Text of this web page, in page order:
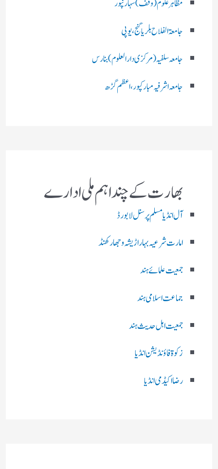
مظاہرعلوم (وقف)سہارنپور
جامعۃ الفلاح بلریاگنج،یوپی
جامعہ سلفیہ(مرکزی دارالعلوم )بنارس
جامعہ اشرفیہ مبارکپور،اعظم گڑھ
بھارت کے چند اہم ملی ادارے
آل انڈیا مسلم پرسنل لا بورڈ
امارت شرعیہ بہار اڑیشہ و جھارکھنڈ
جمعیت علمائے ہند
جماعت اسلامی ہند
جمعیت اہل حدیث ہند
زکوۃ فاؤنڈیشن انڈیا
رضا اکیڈمی انڈیا